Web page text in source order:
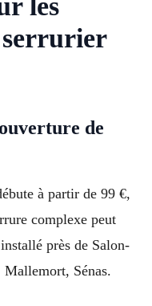
de
à partir de 99 €,
complexe peut
près de Salon-
Mallemort, Sénas.